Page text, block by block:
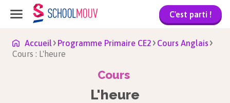
C'est parti !
Accueil Programme Primaire CE2
Cours Anglais
Cours : L'heure
Cours
L'heure